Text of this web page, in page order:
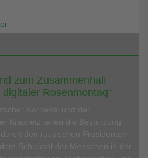
zum Zusammenhalt
Rosenmontag“